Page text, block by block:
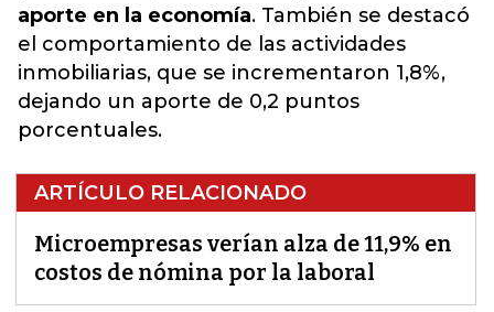
aporte en la economía. También se destacó
el comportamiento de las actividades
inmobiliarias, que se incrementaron 1,8%,
dejando un aporte de 0,2 puntos
porcentuales.
ARTÍCULO RELACIONADO
Microempresas verían alza de 11,9% en
costos de nómina por la laboral